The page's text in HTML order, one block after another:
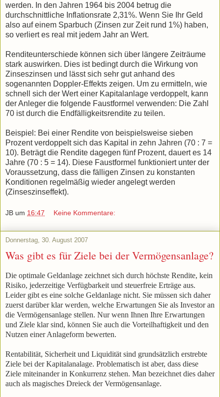
werden. In den Jahren 1964 bis 2004 betrug die
durchschnittliche Inflationsrate 2,31%. Wenn Sie Ihr Geld
also auf einem Sparbuch (Zinsen zur Zeit rund 1%) haben,
so verliert es real mit jedem Jahr an Wert.
Renditeunterschiede können sich über längere Zeiträume
stark auswirken. Dies ist bedingt durch die Wirkung von
Zinseszinsen und lässt sich sehr gut anhand des
sogenannten Doppler-Effekts zeigen. Um zu ermitteln, wie
schnell sich der Wert einer Kapitalanlage verdoppelt, kann
der Anleger die folgende Faustformel verwenden: Die Zahl
70 ist durch die Endfälligkeitsrendite zu teilen.
Beispiel: Bei einer Rendite von beispielsweise sieben
Prozent verdoppelt sich das Kapital in zehn Jahren (70 : 7 =
10). Beträgt die Rendite dagegen fünf Prozent, dauert es 14
Jahre (70 : 5 = 14). Diese Faustformel funktioniert unter der
Voraussetzung, dass die fälligen Zinsen zu konstanten
Konditionen regelmäßig wieder angelegt werden
(Zinseszinseffekt).
JB um 16:47 Keine Kommentare:
Donnerstag, 30. August 2007
Was gibt es für Ziele bei der Vermögensanlage?
Die optimale Geldanlage zeichnet sich durch höchste Rendite, kein
Risiko, jederzeitige Verfügbarkeit und steuerfreie Erträge aus.
Leider gibt es eine solche Geldanlage nicht. Sie müssen sich daher
zuerst darüber klar werden, welche Erwartungen Sie als Investor an
die Vermögensanlage stellen. Nur wenn Ihnen Ihre Erwartungen
und Ziele klar sind, können Sie auch die Vor­teil­haftigkeit und den
Nutzen einer Anlageform bewerten.
Rentabilität, Sicherheit und Liquidität sind grundsätzlich erstrebte
Ziele bei der Kapitalanalage. Problematisch ist aber, dass diese
Ziele miteinander in Konkurrenz stehen. Man bezeichnet dies daher
auch als magisches Dreieck der Vermögensanlage.